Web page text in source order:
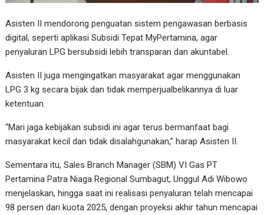
Asisten II mendorong penguatan sistem pengawasan berbasis
digital, seperti aplikasi Subsidi Tepat MyPertamina, agar
penyaluran LPG bersubsidi lebih transparan dan akuntabel.
Asisten II juga mengingatkan masyarakat agar menggunakan
LPG 3 kg secara bijak dan tidak memperjualbelikannya di luar
ketentuan.
“Mari jaga kebijakan subsidi ini agar terus bermanfaat bagi
masyarakat kecil dan tidak disalahgunakan,” harap Asisten II.
Sementara itu, Sales Branch Manager (SBM) VI Gas PT
Pertamina Patra Niaga Regional Sumbagut, Unggul Adi Wibowo
menjelaskan, hingga saat ini realisasi penyaluran telah mencapai
98 persen dari kuota 2025, dengan proyeksi akhir tahun mencapai